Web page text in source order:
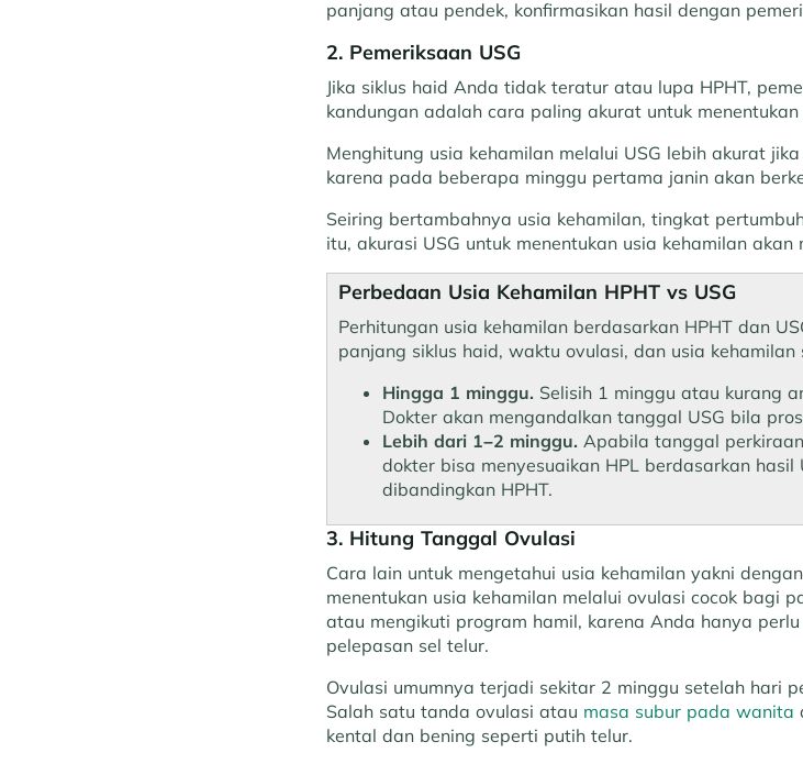
panjang atau pendek, konfirmasikan hasil dengan
2. Pemeriksaan USG
Jika siklus haid Anda tidak teratur atau lupa HPHT,
kandungan adalah cara paling akurat untuk
Menghitung usia kehamilan melalui USG lebih akurat
karena pada beberapa minggu pertama janin akan
Seiring bertambahnya usia kehamilan, tingkat
itu, akurasi USG untuk menentukan usia kehamilan
Perbedaan Usia Kehamilan HPHT vs USG
Perhitungan usia kehamilan berdasarkan HPHT dan
panjang siklus haid, waktu ovulasi, dan usia kehamilan
Hingga 1 minggu. Selisih 1 minggu atau kurang
Dokter akan mengandalkan tanggal USG bila
Lebih dari 1–2 minggu. Apabila tanggal
dokter bisa menyesuaikan HPL berdasarkan
dibandingkan HPHT.
3. Hitung Tanggal Ovulasi
Cara lain untuk mengetahui usia kehamilan yakni
menentukan usia kehamilan melalui ovulasi cocok bagi
atau mengikuti program hamil, karena Anda hanya
pelepasan sel telur.
Ovulasi umumnya terjadi sekitar 2 minggu setelah hari
Salah satu tanda ovulasi atau masa subur pada wanita
kental dan bening seperti putih telur.